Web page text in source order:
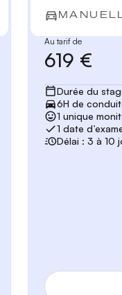
Au tarif de
619 €
Durée du
6H de
1 unique
1 date
Délai : 3 à 10